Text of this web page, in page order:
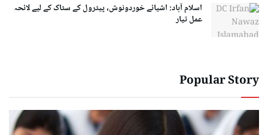
اسلام آباد: اشیائے خوردونوش، پیٹرول کے سٹاک کے لیے لائحہ
عمل تیار
Popular Story